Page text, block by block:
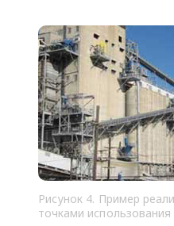
Рисунок 4. Пример
точками использования